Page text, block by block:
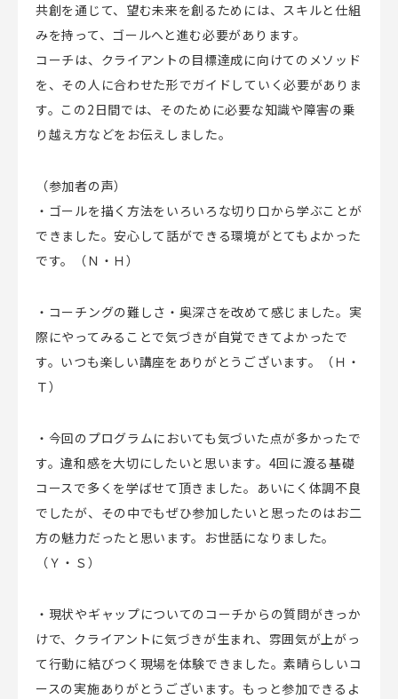
共創を通じて、望む未来を創るためには、スキルと仕組
みを持って、ゴールへと進む必要があります。
コーチは、クライアントの目標達成に向けてのメソッド
を、その人に合わせた形でガイドしていく必要がありま
す。この2日間では、そのために必要な知識や障害の乗
り越え方などをお伝えしました。
（参加者の声）
・ゴールを描く方法をいろいろな切り口から学ぶことが
できました。安心して話ができる環境がとてもよかった
です。（Ｎ・Ｈ）
・コーチングの難しさ・奥深さを改めて感じました。実
際にやってみることで気づきが自覚できてよかったで
す。いつも楽しい講座をありがとうございます。（Ｈ・
Ｔ）
・今回のプログラムにおいても気づいた点が多かったで
す。違和感を大切にしたいと思います。4回に渡る基礎
コースで多くを学ばせて頂きました。あいにく体調不良
でしたが、その中でもぜひ参加したいと思ったのはお二
方の魅力だったと思います。お世話になりました。
（Ｙ・Ｓ）
・現状やギャップについてのコーチからの質問がきっか
けで、クライアントに気づきが生まれ、雰囲気が上がっ
て行動に結びつく現場を体験できました。素晴らしいコ
ースの実施ありがとうございます。もっと参加できるよ